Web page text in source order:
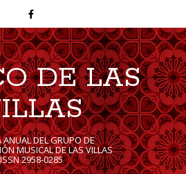
DE LAS
ANUAL DEL GRUPO DE
MUSICAL DE LAS VILLAS